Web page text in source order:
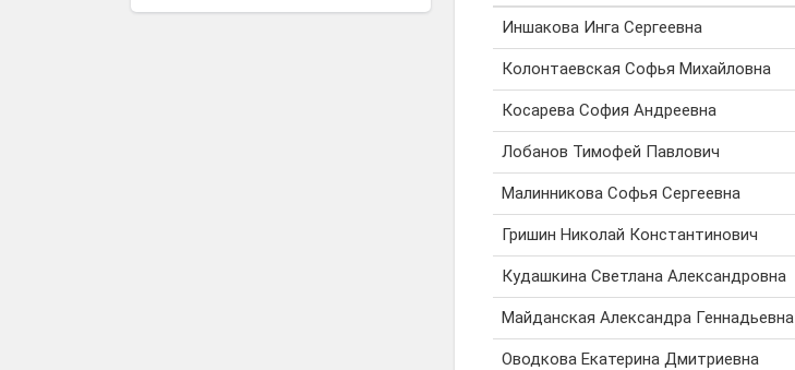
Иншакова Инга Сергеевна
Колонтаевская Софья Михайловна
Косарева София Андреевна
Лобанов Тимофей Павлович
Малинникова Софья Сергеевна
Гришин Николай Константинович
Кудашкина Светлана Александровна
Майданская Александра Геннадьевна
Оводкова Екатерина Дмитриевна